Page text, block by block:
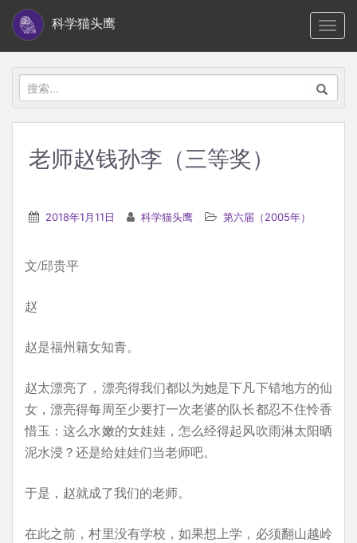
i
科学猫头鹰
搜
索：
老师赵钱孙李（三等奖）
2018年1月11日 科学猫头鹰 第六届（2005年）
文/邱贵平
赵
赵是福州籍女知青。
赵太漂亮了，漂亮得我们都以为她是下凡下错地方的仙
女，漂亮得每周至少要打一次老婆的队长都忍不住怜香
惜玉：这么水嫩的女娃娃，怎么经得起风吹雨淋太阳晒
泥水浸？还是给娃娃们当老师吧。
于是，赵就成了我们的老师。
在此之前，村里没有学校，如果想上学，必须翻山越岭